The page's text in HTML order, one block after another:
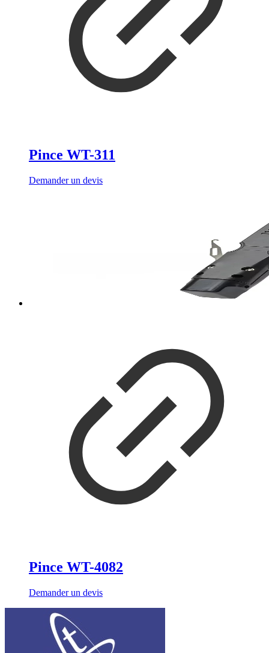
Pince WT-311
Demander un devis
Pince WT-4082
Demander un devis